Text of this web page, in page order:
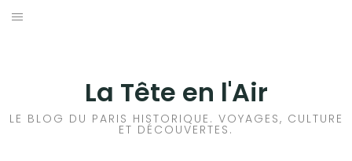
Aller
La Tête en l'Air
LE BLOG DU PARIS HISTORIQUE. VOYAGES, CULTURE
ET DÉCOUVERTES.
HISTOIRES EN ILE DE FRANCE